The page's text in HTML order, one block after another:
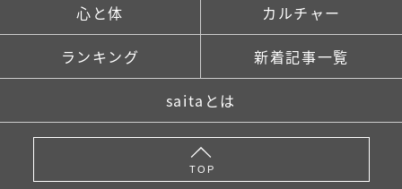
心と体 カルチャー
ランキング 新着記事一覧
saitaとは
TOP